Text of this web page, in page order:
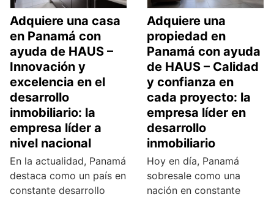
Adquiere una casa
en Panamá con
ayuda de HAUS –
Innovación y
excelencia en el
desarrollo
inmobiliario: la
empresa líder a
nivel nacional
En la actualidad, Panamá
destaca como un país en
constante desarrollo
Adquiere una
propiedad en
Panamá con ayuda
de HAUS – Calidad
y confianza en
cada proyecto: la
empresa líder en
desarrollo
inmobiliario
Hoy en día, Panamá
sobresale como una
nación en constante